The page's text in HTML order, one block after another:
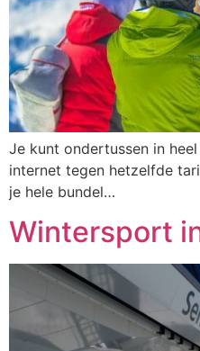
Je kunt ondertussen in
internet tegen hetzelfde
je hele bundel…
Wintersport